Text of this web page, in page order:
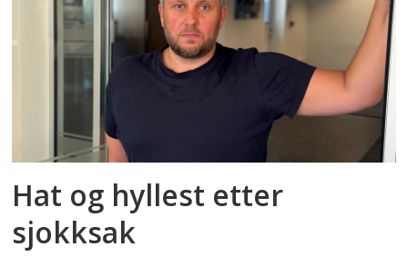
Hat og hyllest etter
sjokksak